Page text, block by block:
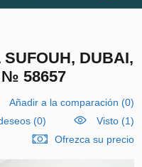
DUBAI,
№ 58657
Añadir a la comparación (0)
(0)
Visto (1)
Ofrezca su precio